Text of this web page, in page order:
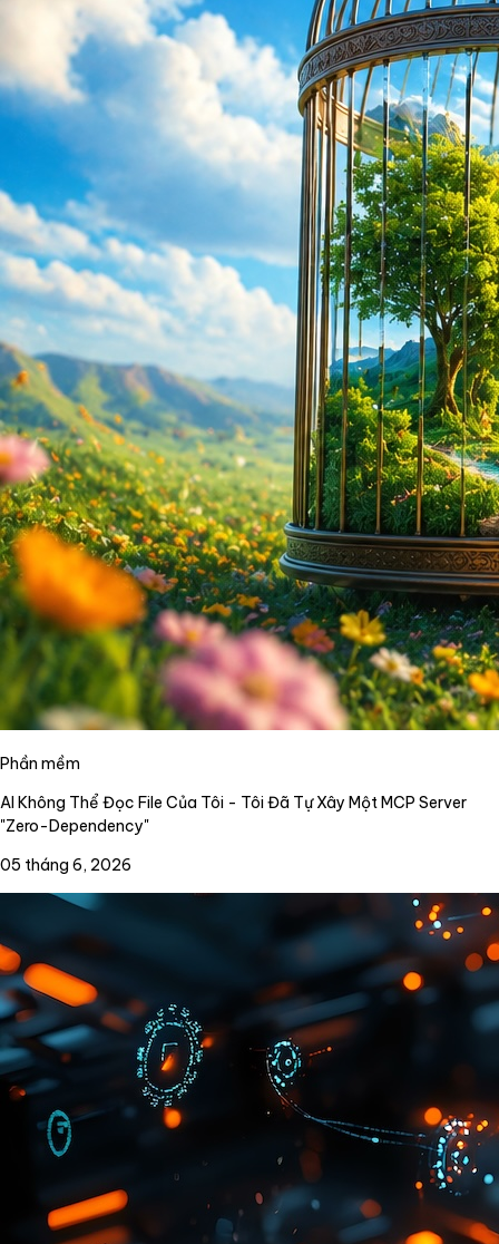
Phần mềm
AI Không Thể Đọc File Của Tôi - Tôi Đã Tự Xây Một MCP Server
"Zero-Dependency"
05 tháng 6, 2026